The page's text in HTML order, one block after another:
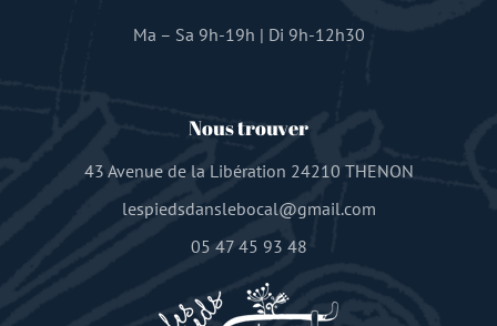
Ma – Sa 9h-19h | Di 9h-12h30
Nous trouver
43 Avenue de la Libération 24210 THENON
lespiedsdanslebocal@gmail.com
05 47 45 93 48